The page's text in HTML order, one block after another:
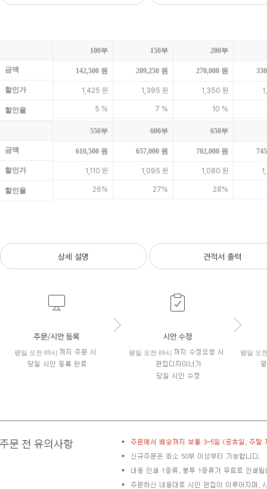
금액
할인가
할인율
100부
142,500 원
1,425 원
5 %
150부
209,250 원
1,395 원
7 %
200부
270,000 원
1,350 원
10 %
금액
할인가
할인율
550부
610,500 원
1,110 원
26%
600부
657,000 원
1,095 원
27%
650부
702,000 원
1,080 원
28%
상세 설명 견적서 출력
평일 오전 09시 평일 오전 09시 평일 오